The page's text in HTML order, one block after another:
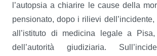
l’autopsia a chiarire le cause della
pensionato, dopo i rilievi dell’incidente,
all’istituto di medicina legale a
dell’autorità giudiziaria.